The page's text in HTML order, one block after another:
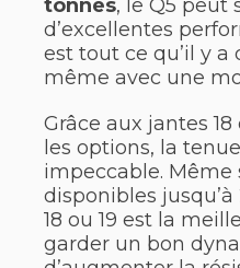
tonnes, le Q5 peut
d’excellentes
est tout ce qu’il y
même avec une
Grâce aux jantes
les options, la
impeccable. Même
disponibles jusqu’à
18 ou 19 est la
garder un bon